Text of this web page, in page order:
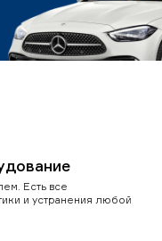
Есть все
и устранения любой